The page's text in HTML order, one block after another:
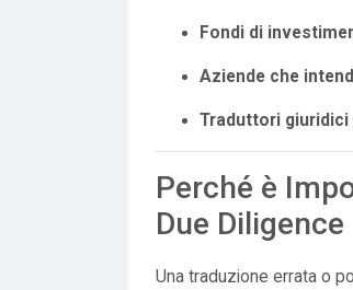
Fondi di
Aziende che
Traduttori giuridici
Perché è
Due Diligence
Una traduzione errata o